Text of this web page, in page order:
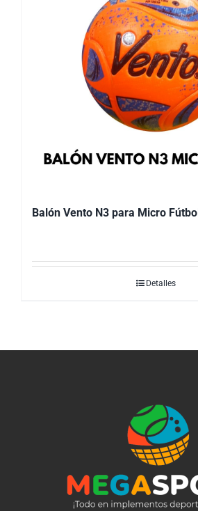
Balón Vento N3 para Micro Fútbol
Detalles